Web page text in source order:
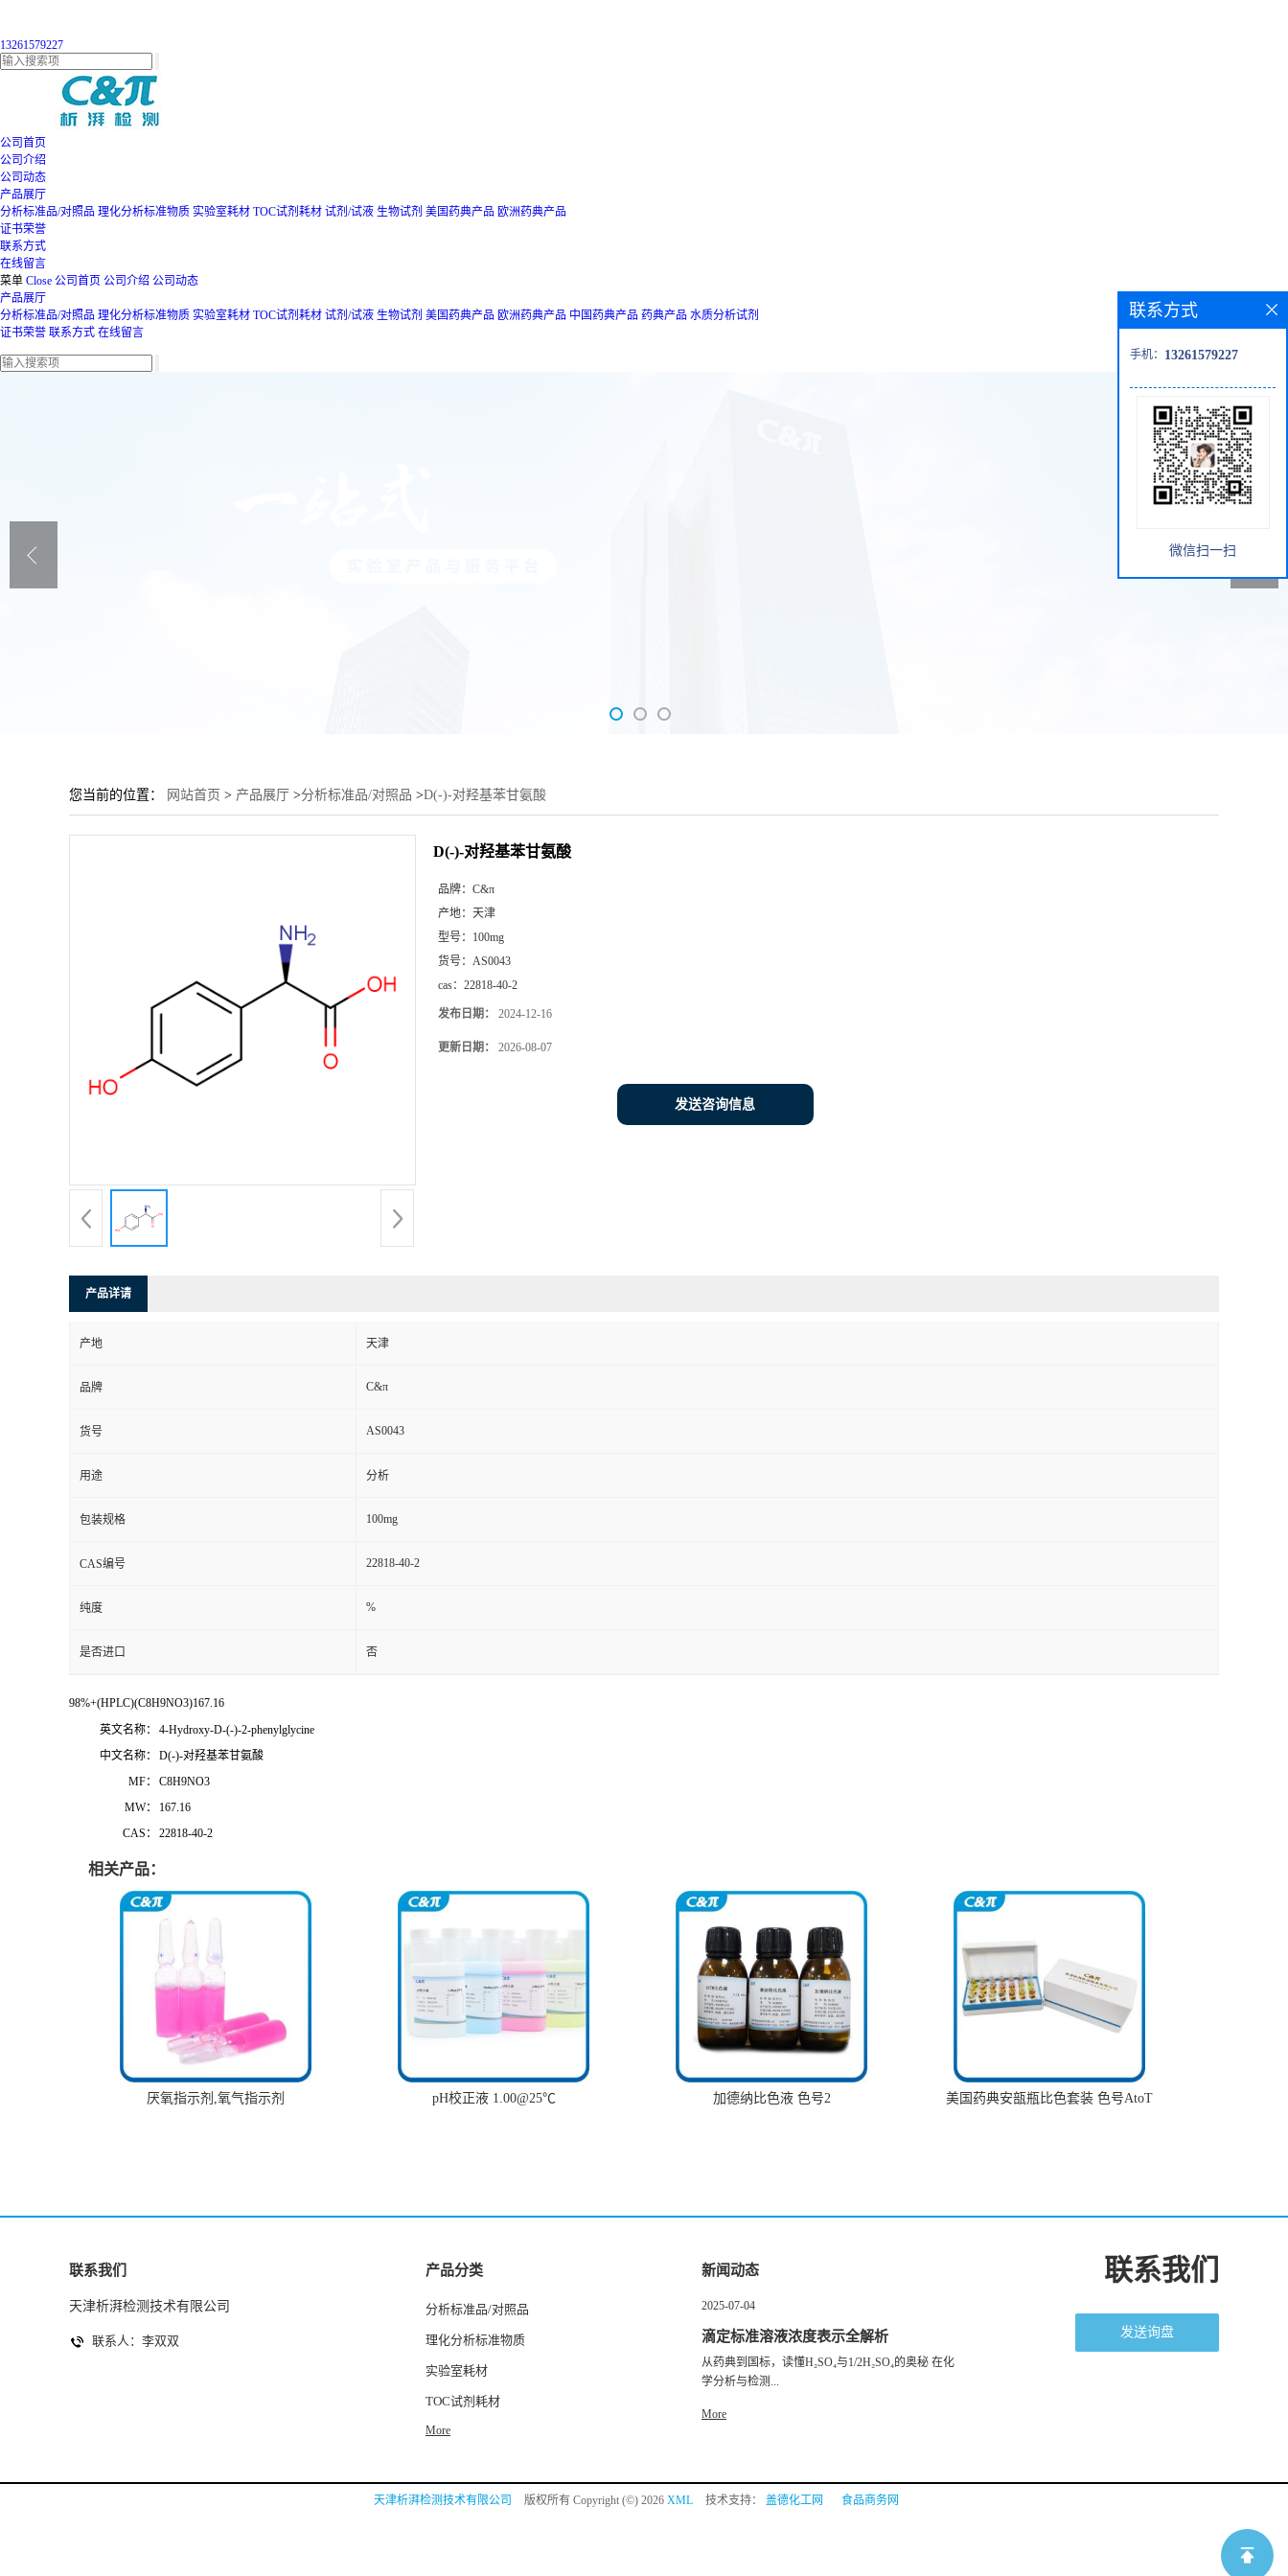
13261579227
公司首页
公司介绍
公司动态
产品展厅
分析标准品/对照品 理化分析标准物质 实验室耗材 TOC试剂耗材 试剂/试液 生物试剂 美国药典产品 欧洲药典产品
证书荣誉
联系方式
在线留言
菜单 Close 公司首页 公司介绍 公司动态
产品展厅
分析标准品/对照品 理化分析标准物质 实验室耗材 TOC试剂耗材 试剂/试液 生物试剂 美国药典产品 欧洲药典产品 中国药典产品 药典产品 水质分析试剂
证书荣誉 联系方式 在线留言
您当前的位置： 网站首页 > 产品展厅 >分析标准品/对照品 >D(-)-对羟基苯甘氨酸
D(-)-对羟基苯甘氨酸
品牌： C&π
产地： 天津
型号： 100mg
货号： AS0043
cas： 22818-40-2
发布日期： 2024-12-16
更新日期： 2026-08-07
发送咨询信息
产品详请
产地 天津
品牌 C&π
货号 AS0043
用途 分析
包装规格 100mg
CAS编号 22818-40-2
纯度 %
是否进口 否
98%+(HPLC)(C8H9NO3)167.16
英文名称：
4-Hydroxy-D-(-)-2-phenylglycine
中文名称：
D(-)-对羟基苯甘氨酸
MF：
C8H9NO3
MW：
167.16
CAS：
22818-40-2
相关产品：
厌氧指示剂,氧气指示剂 pH校正液 1.00@25℃ 加德纳比色液 色号2 美国药典安瓿瓶比色套装 色号AtoT
联系方式
手机： 13261579227
微信扫一扫
联系我们
天津析湃检测技术有限公司
联系人：李双双
产品分类
分析标准品/对照品
理化分析标准物质
实验室耗材
TOC试剂耗材
More
新闻动态
2025-07-04
滴定标准溶液浓度表示全解析
从药典到国标，读懂H₂SO₄与1/2H₂SO₄的奥秘 在化
学分析与检测...
More
联系我们
发送询盘
天津析湃检测技术有限公司 版权所有 Copyright (©) 2026 XML 技术支持： 盖德化工网 食品商务网